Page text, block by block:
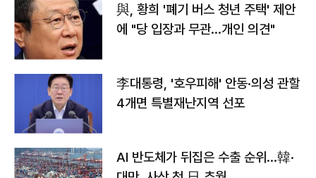
與, 황희 '폐기 버스 청년 주택' 제안
에 "당 입장과 무관…개인 의견"
李대통령, '호우피해' 안동·의성 관할
4개면 특별재난지역 선포
AI 반도체가 뒤집은 수출 순위…韓·